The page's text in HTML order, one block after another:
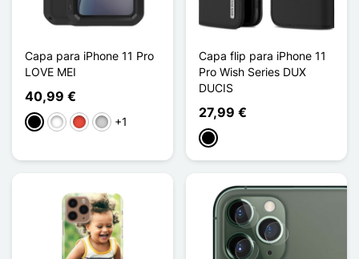
Capa para iPhone 11 Pro
LOVE MEI
40,99 €
PretoBrancoVermelho
Prata
+1
Capa flip para iPhone 11
Pro Wish Series DUX
DUCIS
27,99 €
Preto